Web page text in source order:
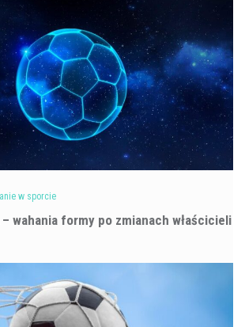
w sporcie
wahania formy po zmianach właścicieli